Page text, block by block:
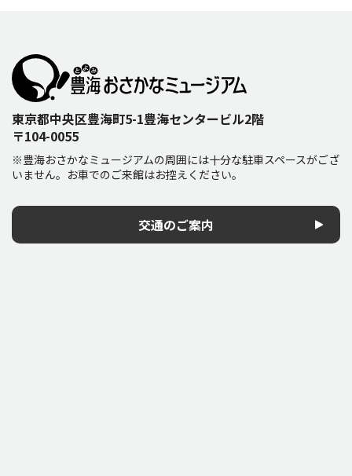
東京都中央区豊海町5-1豊海センタービル2階
〒104-0055
※豊海おさかなミュージアムの周囲には十分な駐車スペースがござ
いません。お車でのご来館はお控えください。
交通のご案内